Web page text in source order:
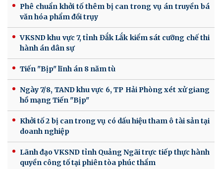
Phê chuẩn khởi tố thêm bị can trong vụ án truyền bá
văn hóa phẩm đồi trụy
VKSND khu vực 7, tỉnh Đắk Lắk kiểm sát cưỡng chế thi
hành án dân sự
Tiến "Bịp" lĩnh án 8 năm tù
Ngày 7/8, TAND khu vực 6, TP Hải Phòng xét xử giang
hồ mạng Tiến "Bịp"
Khởi tố 2 bị can trong vụ có dấu hiệu tham ô tài sản tại
doanh nghiệp
Lãnh đạo VKSND tỉnh Quảng Ngãi trực tiếp thực hành
quyền công tố tại phiên tòa phúc thẩm